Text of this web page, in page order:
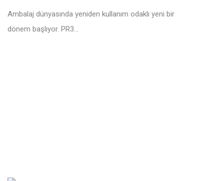
Ambalaj dünyasında yeniden kullanım odaklı yeni bir
dönem başlıyor. PR3...